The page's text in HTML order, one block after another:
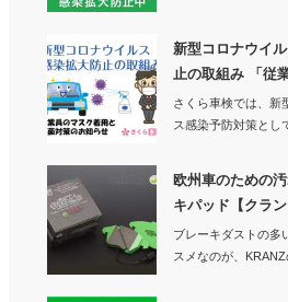
新型コロナウイ
止の取組み 「従
さくら車検では、新
ス感染予防対策とし
欧州車のための
キパッド【クラ
ブレーキダストの多
スメなのが、